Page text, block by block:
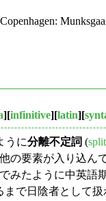
][infinitive][latin][
うに分離不定詞 (
の要素が入り込ん
みたように中英語
で日陰者として扱